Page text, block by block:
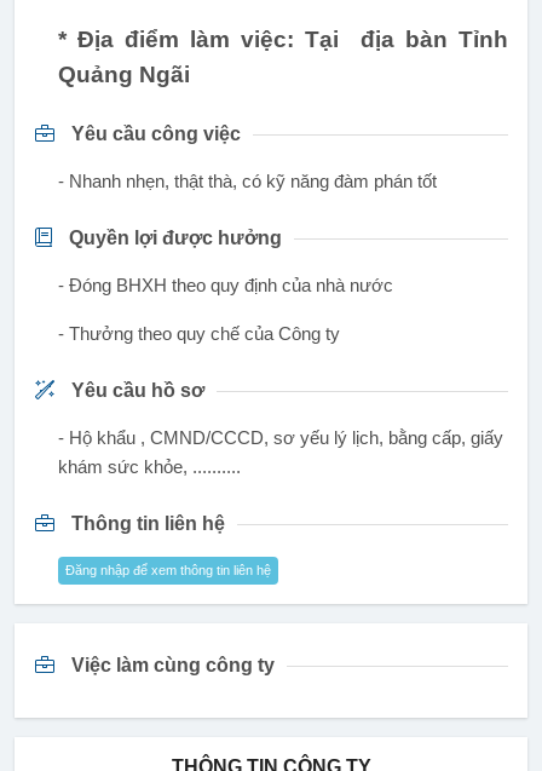
* Địa điểm làm việc: Tại địa bàn Tỉnh
Quảng Ngãi
Yêu cầu công việc
- Nhanh nhẹn, thật thà, có kỹ năng đàm phán tốt
Quyền lợi được hưởng
- Đóng BHXH theo quy định của nhà nước
- Thưởng theo quy chế của Công ty
Yêu cầu hồ sơ
- Hộ khẩu , CMND/CCCD, sơ yếu lý lịch, bằng cấp, giấy
khám sức khỏe, ..........
Thông tin liên hệ
Đăng nhập để xem thông tin liên hệ
Việc làm cùng công ty